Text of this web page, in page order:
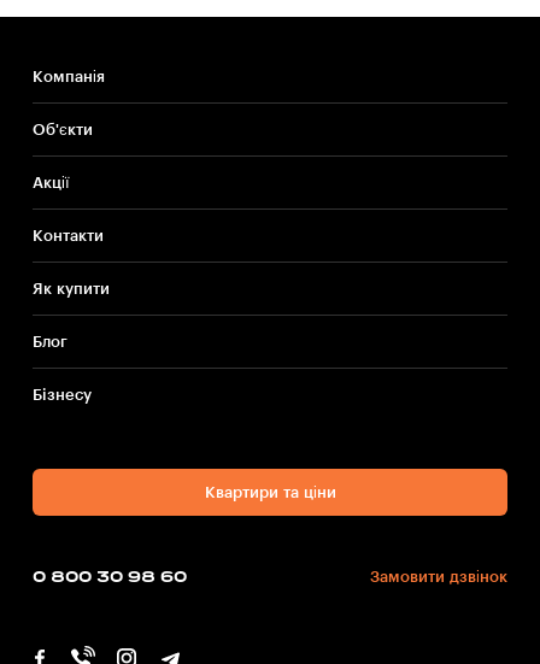
Компанія
Об'єкти
Акції
Контакти
Як купити
Блог
Бiзнесу
Квартири та ціни
0 800 30 98 60 Замовити дзвінок